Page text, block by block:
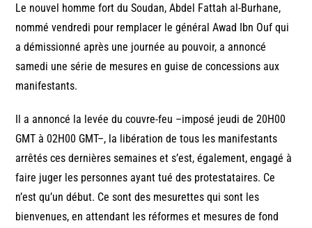
Le nouvel homme fort du Soudan, Abdel Fattah al-Burhane,
nommé vendredi pour remplacer le général Awad Ibn Ouf qui
a démissionné après une journée au pouvoir, a annoncé
samedi une série de mesures en guise de concessions aux
manifestants.
Il a annoncé la levée du couvre-feu –imposé jeudi de 20H00
GMT à 02H00 GMT–, la libération de tous les manifestants
arrêtés ces dernières semaines et s’est, également, engagé à
faire juger les personnes ayant tué des protestataires. Ce
n’est qu’un début. Ce sont des mesurettes qui sont les
bienvenues, en attendant les réformes et mesures de fond